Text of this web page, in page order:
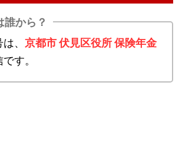
誰から？
、 京都市 伏見区役所 保険年金
す。